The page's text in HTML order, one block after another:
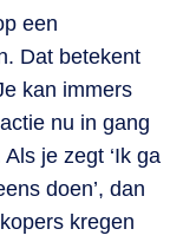
een
Dat betekent
kan immers
nu in gang
je zegt ‘Ik ga
doen’, dan
kregen